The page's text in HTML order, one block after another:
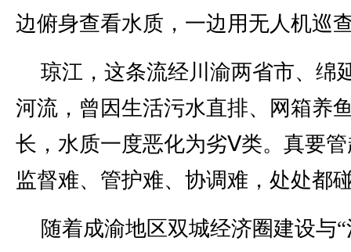
边俯身查看水质，一边用无人机巡
琼江，这条流经川渝两省市、绵
河流，曾因生活污水直排、网箱养
长，水质一度恶化为劣Ⅴ类。真要
监督难、管护难、协调难，处处都
随着成渝地区双城经济圈建设与